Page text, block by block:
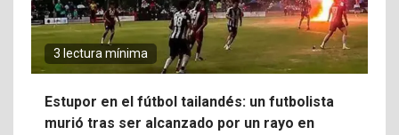
3 lectura mínima
Estupor en el fútbol tailandés: un futbolista
murió tras ser alcanzado por un rayo en